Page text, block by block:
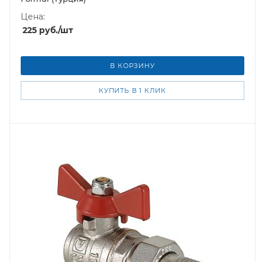
Цена:
225 руб./шт
В КОРЗИНУ
КУПИТЬ В 1 КЛИК